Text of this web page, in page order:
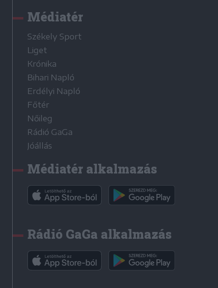
Médiatér
Székely Sport
Liget
Krónika
Bihari Napló
Erdélyi Napló
Főtér
Nőileg
Rádió GaGa
Jóállás
Médiatér alkalmazás
Rádió GaGa alkalmazás